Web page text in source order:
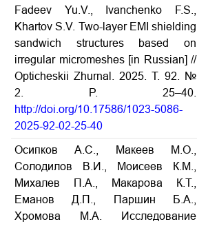
Fadeev Yu.V., Ivanchenko F.S.,
Khartov S.V. Two-layer EMI shielding
sandwich structures based on
irregular micromeshes [in Russian] //
Opticheskii Zhurnal. 2025. Т. 92. №
2. P. 25–40.
http://doi.org/10.17586/1023-5086-
2025-92-02-25-40
Осипков А.С., Макеев М.О.,
Солодилов В.И., Моисеев К.М.,
Михалев П.А., Макарова К.Т.,
Еманов Д.П., Паршин Б.А.,
Хромова М.А. Исследование